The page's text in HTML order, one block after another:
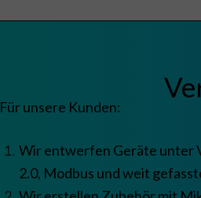
Für unsere Kunden:
Wir entwerfen Geräte unter
2.0, Modbus und weit